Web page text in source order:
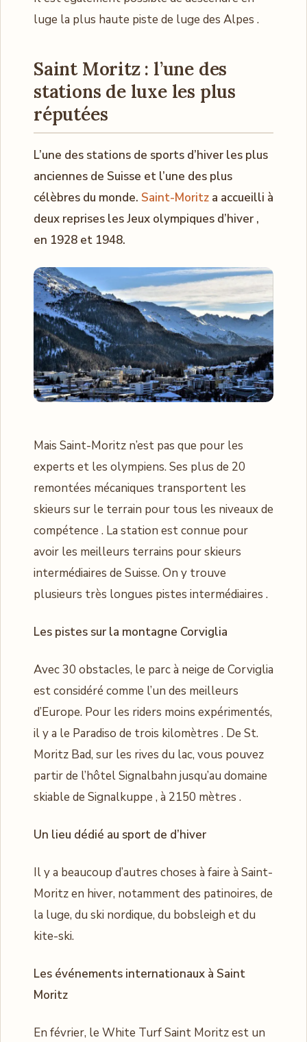
luge la plus haute piste de luge des Alpes .
Saint Moritz : l’une des
stations de luxe les plus
réputées
L’une des stations de sports d’hiver les plus
anciennes de Suisse et l’une des plus
célèbres du monde. Saint-Moritz a accueilli à
deux reprises les Jeux olympiques d’hiver ,
en 1928 et 1948.
Mais Saint-Moritz n’est pas que pour les
experts et les olympiens. Ses plus de 20
remontées mécaniques transportent les
skieurs sur le terrain pour tous les niveaux de
compétence . La station est connue pour
avoir les meilleurs terrains pour skieurs
intermédiaires de Suisse. On y trouve
plusieurs très longues pistes intermédiaires .
Les pistes sur la montagne Corviglia
Avec 30 obstacles, le parc à neige de Corviglia
est considéré comme l’un des meilleurs
d’Europe. Pour les riders moins expérimentés,
il y a le Paradiso de trois kilomètres . De St.
Moritz Bad, sur les rives du lac, vous pouvez
partir de l’hôtel Signalbahn jusqu’au domaine
skiable de Signalkuppe , à 2150 mètres .
Un lieu dédié au sport de d’hiver
Il y a beaucoup d’autres choses à faire à Saint-
Moritz en hiver, notamment des patinoires, de
la luge, du ski nordique, du bobsleigh et du
kite-ski.
Les événements internationaux à Saint
Moritz
En février, le White Turf Saint Moritz est un